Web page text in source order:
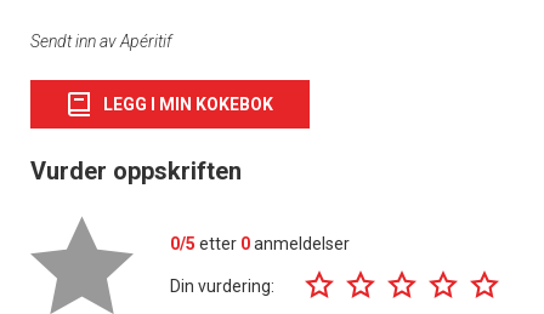
Sendt inn av Apéritif
LEGG I MIN KOKEBOK
Vurder oppskriften
0/5 etter 0anmeldelser
Din vurdering: